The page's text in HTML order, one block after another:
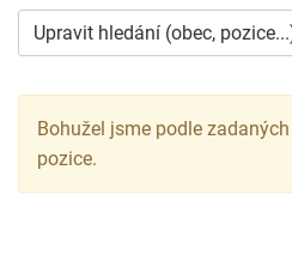
Upravit hledání (obec,
Bohužel jsme podle
pozice.